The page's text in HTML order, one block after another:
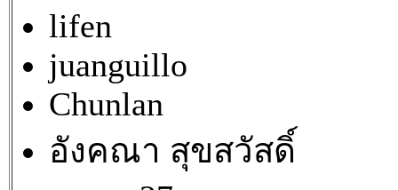
lifen
juanguillo
Chunlan
อังคณา สุขสวัสดิ์